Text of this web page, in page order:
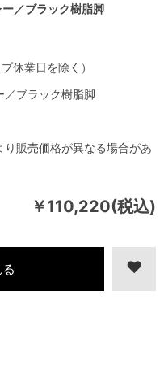
￥110,220(税込)
り販売価格が異なる場合があ
休業日を除く）
／ブラック樹脂脚
／ブラック樹脂脚